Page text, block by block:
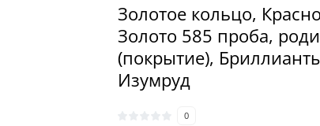
Золотое кольцо,
Золото 585 проба,
(покрытие),
Изумруд
0